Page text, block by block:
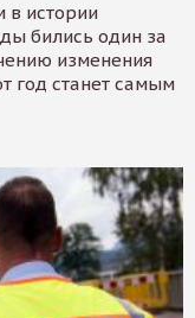
в истории
бились один за
изменения
год станет самым